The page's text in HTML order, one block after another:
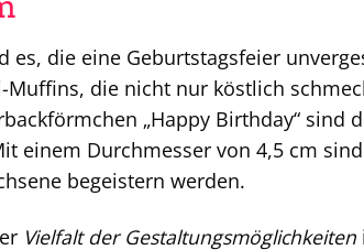
es, die eine Geburtstagsfeier
Muffins, die nicht nur köstlich
„Happy Birthday“ sind
einem Durchmesser von 4,5 cm
begeistern werden.
Vielfalt der Gestaltungsmöglichkeiten